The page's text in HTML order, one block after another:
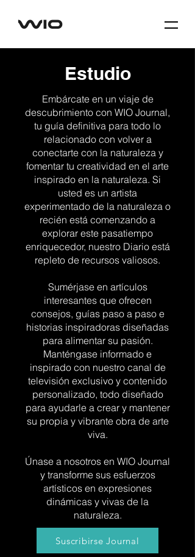
Estudio
Embárcate en un viaje de
descubrimiento con WIO Journal,
tu guía definitiva para todo lo
relacionado con volver a
conectarte con la naturaleza y
fomentar tu creatividad en el arte
inspirado en la naturaleza. Si
usted es un artista
experimentado de la naturaleza o
recién está comenzando a
explorar este pasatiempo
enriquecedor, nuestro Diario está
repleto de recursos valiosos.
Sumérjase en artículos
interesantes que ofrecen
consejos, guías paso a paso e
historias inspiradoras diseñadas
para alimentar su pasión.
Manténgase informado e
inspirado con nuestro canal de
televisión exclusivo y contenido
personalizado, todo diseñado
para ayudarle a crear y mantener
su propia y vibrante obra de arte
viva.
Únase a nosotros en WIO Journal
y transforme sus esfuerzos
artísticos en expresiones
dinámicas y vivas de la
naturaleza.
Suscribirse Journal